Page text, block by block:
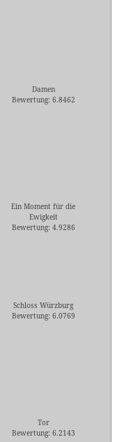
Damen
Bewertung: 6.8462
Ein Moment für die
Ewigkeit
Bewertung: 4.9286
Schloss Würzburg
Bewertung: 6.0769
Tor
Bewertung: 6.2143